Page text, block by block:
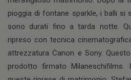
pioggia di fontane sparkle, i balli si
sono durati fino a tarda notte.
ripreso con tecnica
attrezzatura Canon e Sony.
prodotto firmato